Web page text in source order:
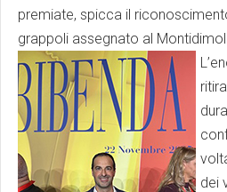
premiate, spicca il
grappoli assegnato al
dei